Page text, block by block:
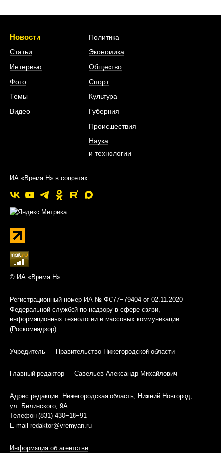
Новости
Статьи
Интервью
Фото
Темы
Видео
Политика
Экономика
Общество
Спорт
Культура
Губерния
Происшествия
Наука
и технологии
ИА «Время Н» в соцсетях
© ИА «Время Н»
Регистрационный номер ИА № ФС77−79404 от 02.11.2020
Федеральной службой по надзору в сфере связи,
информационных технологий и массовых коммуникаций
(Роскомнадзор)
Учредитель — Правительство Нижегородской области
Главный редактор — Савельев Александр Михайлович
Адрес редакции: Нижегородская область, Нижний Новгород,
ул. Белинского, 9А
Телефон (831) 430−18−91
E-mail redaktor@vremyan.ru
Информация об агентстве